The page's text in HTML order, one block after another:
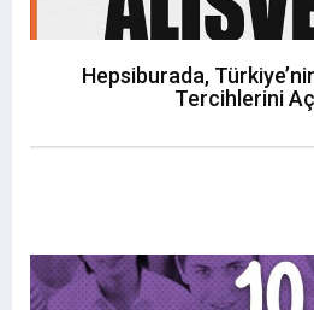
Hepsiburada,
Tercihlerini